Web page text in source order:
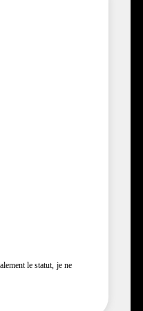
le statut, je ne